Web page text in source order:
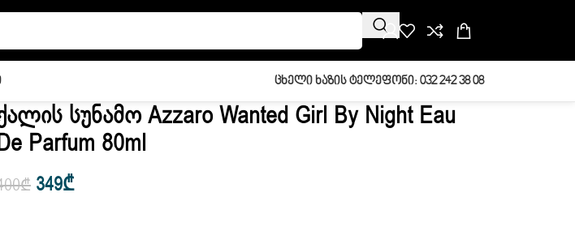
Ცხელი Ხაზის Ტელეფონი: 032 242 38 08
Სუნამო Azzaro Wanted Girl By Night Eau
Parfum 80ml
₾ 349₾